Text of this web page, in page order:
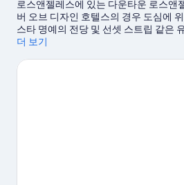
로스앤젤레스에 있는 다운타운 로스앤
버 오브 디자인 호텔스의 경우 도심에
스타 명예의 전당 및 선셋 스트립 같은
핑을 제대로 즐길 수 있는 그랜드 센트
스 컨벤션센터 또는 다저 스타디움도 놓
더 보기